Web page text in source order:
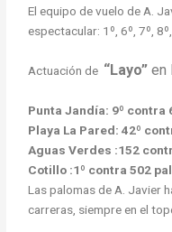
El equipo de vuelo de A.
espectacular: 1º, 6º, 7º,
Actuación de “Layo” en
Punta Jandía: 9º contra
Playa La Pared: 42º
Aguas Verdes :152
Cotillo :1º contra 502
Las palomas de A. Javier
carreras, siempre en el